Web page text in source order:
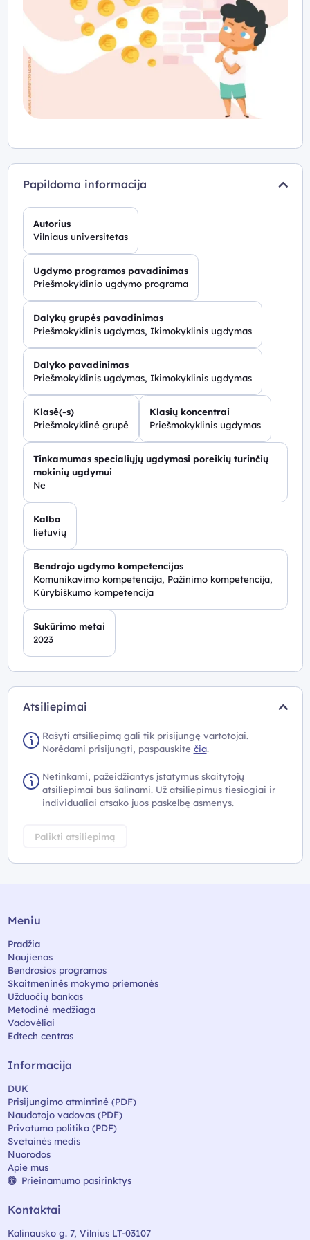
Papildoma informacija
Autorius
Vilniaus universitetas
Ugdymo programos pavadinimas
Priešmokyklinio ugdymo programa
Dalykų grupės pavadinimas
Priešmokyklinis ugdymas, Ikimokyklinis ugdymas
Dalyko pavadinimas
Priešmokyklinis ugdymas, Ikimokyklinis ugdymas
Klasė(-s)
Priešmokyklinė grupė
Klasių koncentrai
Priešmokyklinis ugdymas
Tinkamumas specialiųjų ugdymosi poreikių turinčių
mokinių ugdymui
Ne
Kalba
lietuvių
Bendrojo ugdymo kompetencijos
Komunikavimo kompetencija, Pažinimo kompetencija,
Kūrybiškumo kompetencija
Sukūrimo metai
2023
Atsiliepimai
Rašyti atsiliepimą gali tik prisijungę vartotojai.
Norėdami prisijungti, paspauskite čia.
Netinkami, pažeidžiantys įstatymus skaitytojų
atsiliepimai bus šalinami. Už atsiliepimus tiesiogiai ir
individualiai atsako juos paskelbę asmenys.
Palikti atsiliepimą
Meniu
Pradžia
Naujienos
Bendrosios programos
Skaitmeninės mokymo priemonės
Užduočių bankas
Metodinė medžiaga
Vadovėliai
Edtech centras
Informacija
DUK
Prisijungimo atmintinė (PDF)
Naudotojo vadovas (PDF)
Privatumo politika (PDF)
Svetainės medis
Nuorodos
Apie mus
Prieinamumo pasirinktys
Kontaktai
Kalinausko g. 7, Vilnius LT-03107